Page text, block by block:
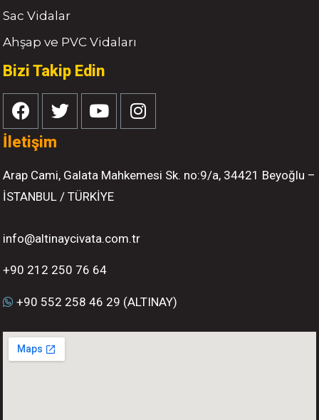
Sac Vidalar
Ahşap ve PVC Vidaları
Bizi Takip Edin
İletişim
Arap Cami, Galata Mahkemesi Sk. no:9/a, 34421 Beyoğlu –
İSTANBUL / TÜRKİYE
info@altinaycivata.com.tr
+90 212 250 76 64
+90 552 258 46 29 (ALTINAY)